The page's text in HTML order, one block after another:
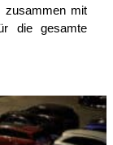
zusammen mit
die gesamte